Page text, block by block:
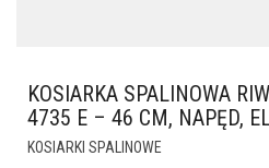
KOSIARKA SPALINOWA
4735 E – 46 CM, NAPĘD,
KOSIARKI SPALINOWE